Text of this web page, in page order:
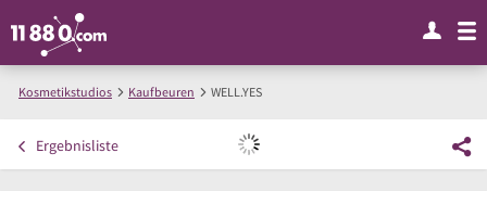
Kosmetikstudios Kaufbeuren WELL.YES
Ergebnisliste